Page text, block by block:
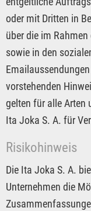
oder mit Dritten in
über die im
sowie in den
vorstehenden
gelten für alle Arten
Ita Joka S. A. für
Risikohinweis
Die Ita Joka S. A.
Unternehmen die